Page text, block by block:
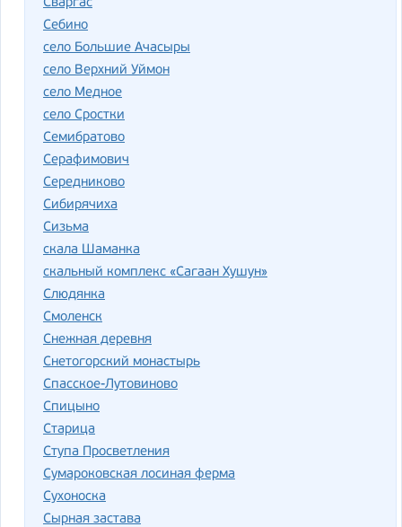
Сваргас
Себино
село Большие Ачасыры
село Верхний Уймон
село Медное
село Сростки
Семибратово
Серафимович
Середниково
Сибирячиха
Сизьма
скала Шаманка
скальный комплекс «Сагаан Хушун»
Слюдянка
Смоленск
Снежная деревня
Снетогорский монастырь
Спасское-Лутовиново
Спицыно
Старица
Ступа Просветления
Сумароковская лосиная ферма
Сухоноска
Сырная застава